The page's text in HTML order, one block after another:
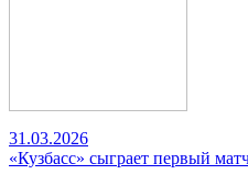
31.03.2026
«Кузбасс» сыграет первый